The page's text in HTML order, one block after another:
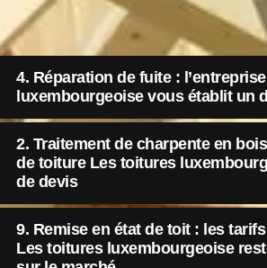
4. Réparation de fuite :
luxembourgeoise vous établit un
2. Traitement de charpente en
de toiture Les toitures
de devis
9. Remise en état de toit : les
Les toitures luxembourgeoise